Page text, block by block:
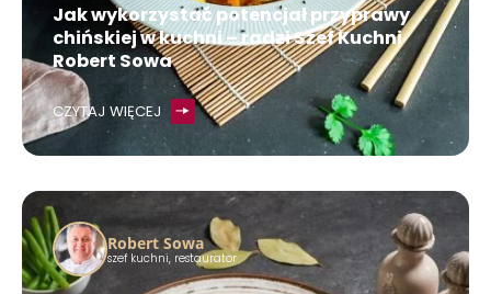
Jak wykorzystać potencjał przyprawy
chińskiej w kuchni – radzi Szef Kuchni
Robert Sowa
CZYTAJ WIĘCEJ
Robert Sowa
szef kuchni, restaurator